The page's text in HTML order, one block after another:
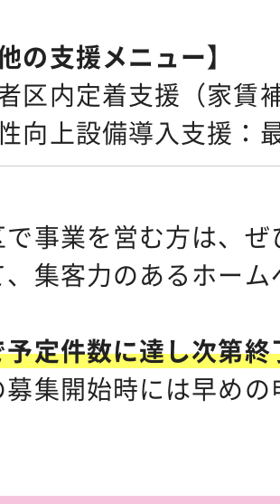
の支援メニュー】
区内定着支援（家賃
向上設備導入支援：
事業を営む方は、
集客力のあるホー
定件数に達し次第終
集開始時には早め